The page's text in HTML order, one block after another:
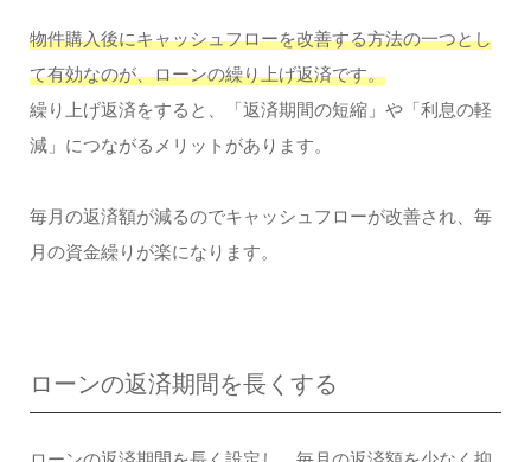
物件購入後にキャッシュフローを改善する方法の一つとし
て有効なのが、ローンの繰り上げ返済です。
繰り上げ返済をすると、「返済期間の短縮」や「利息の軽
減」につながるメリットがあります。
毎月の返済額が減るのでキャッシュフローが改善され、毎
月の資金繰りが楽になります。
ローンの返済期間を長くする